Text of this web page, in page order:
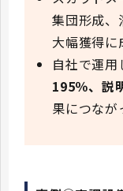
集団形成、
大幅獲得に
自社で運用
195％、説
果につなが